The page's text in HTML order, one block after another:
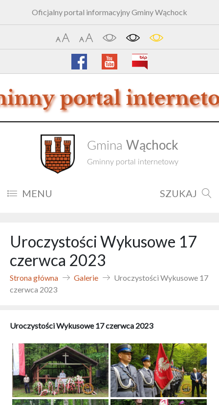
Oficjalny portal informacyjny Gminy Wąchock
Gmina Wąchock
Gminny portal internetowy
MENU SZUKAJ
Uroczystości Wykusowe 17
czerwca 2023
Strona główna Galerie
Uroczystości Wykusowe 17
czerwca 2023
Uroczystości Wykusowe 17 czerwca 2023